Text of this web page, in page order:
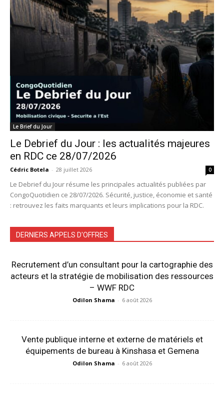
Le Brief du Jour
Le Debrief du Jour : les actualités majeures
en RDC ce 28/07/2026
Cédric Botela - 28 juillet 2026 0
Le Debrief du Jour résume les principales actualités publiées par
CongoQuotidien ce 28/07/2026. Sécurité, justice, économie et santé
: retrouvez les faits marquants et leurs implications pour la RDC.
DERNIERS APPELS D'OFFRES
Recrutement d’un consultant pour la cartographie des
acteurs et la stratégie de mobilisation des ressources
– WWF RDC
Odilon Shama - 6 août 2026
Vente publique interne et externe de matériels et
équipements de bureau à Kinshasa et Gemena
Odilon Shama - 6 août 2026